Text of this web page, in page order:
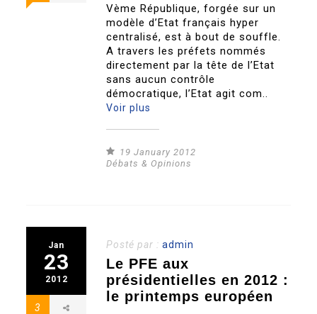
Vème République, forgée sur un
modèle d’Etat français hyper
centralisé, est à bout de souffle.
A travers les préfets nommés
directement par la tête de l’Etat
sans aucun contrôle
démocratique, l’Etat agit com..
Voir plus
19 January 2012
Débats & Opinions
Jan
23
2012
3
Posté par :admin
Le PFE aux
présidentielles en 2012 :
le printemps européen